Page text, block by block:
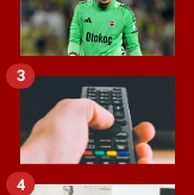
3
4